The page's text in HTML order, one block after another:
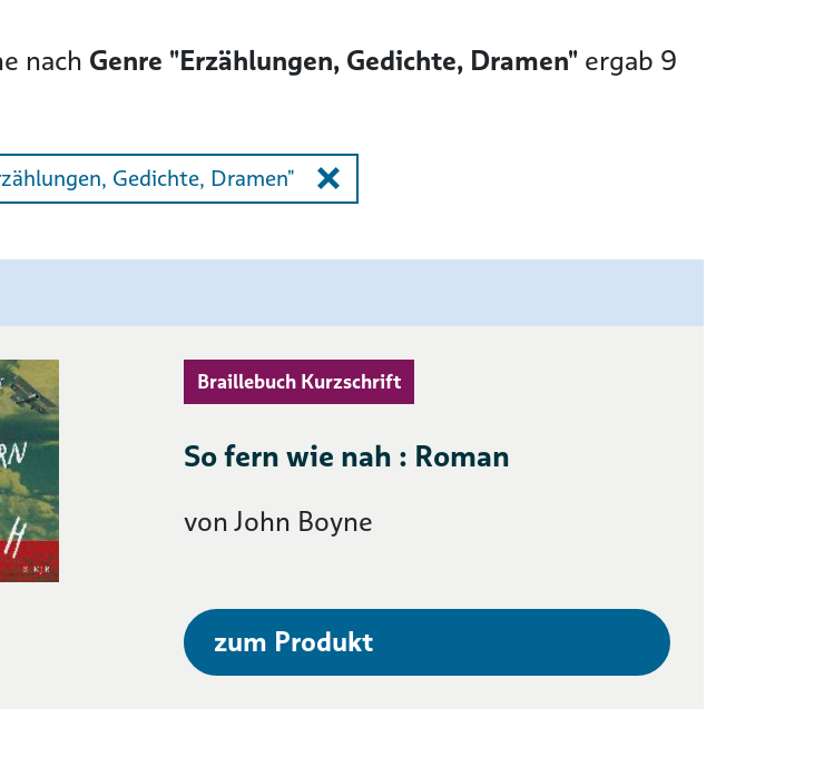
nach Genre "Erzählungen, Gedichte, Dramen" ergab 9
Gedichte, Dramen"
Braillebuch Kurzschrift
So fern wie nah : Roman
von John Boyne
zum Produkt